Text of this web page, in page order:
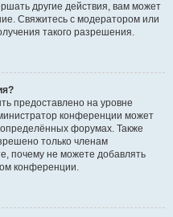
другие действия, вам может
Свяжитесь с модератором или
такого разрешения.
предоставлено на уровне
конференции может
форумах. Также
только членам
почему не можете добавлять
конференции.